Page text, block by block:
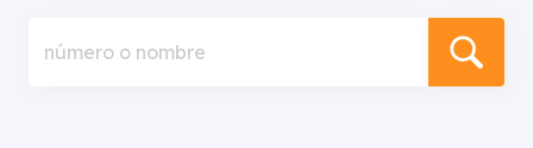
número o nombre